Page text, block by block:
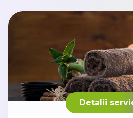
Detalii